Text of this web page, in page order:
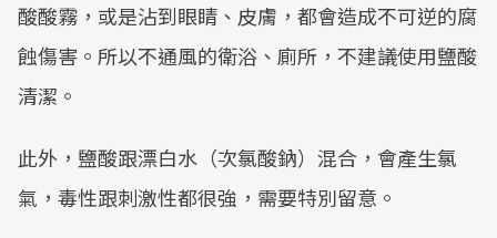
酸酸霧，或是沾到眼睛、皮膚，都會造成不可逆的腐
蝕傷害。所以不通風的衛浴、廁所，不建議使用鹽酸
清潔。
此外，鹽酸跟漂白水（次氯酸鈉）混合，會產生氯
氣，毒性跟刺激性都很強，需要特別留意。